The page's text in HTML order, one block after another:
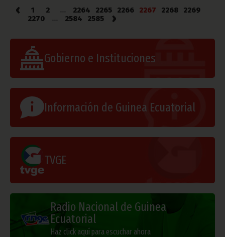
‹ 1 2 2264 2265 2266 2267 2268
2269
2270
2584 2585 ›
Gobierno e Instituciones
Información de Guinea Ecuatorial
TVGE
Radio Nacional de Guinea
Ecuatorial
Haz click aquí para escuchar ahora